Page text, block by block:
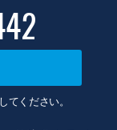
てください。